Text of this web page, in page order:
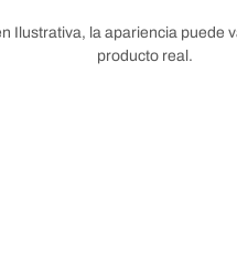
Ilustrativa, la apariencia puede
producto real.